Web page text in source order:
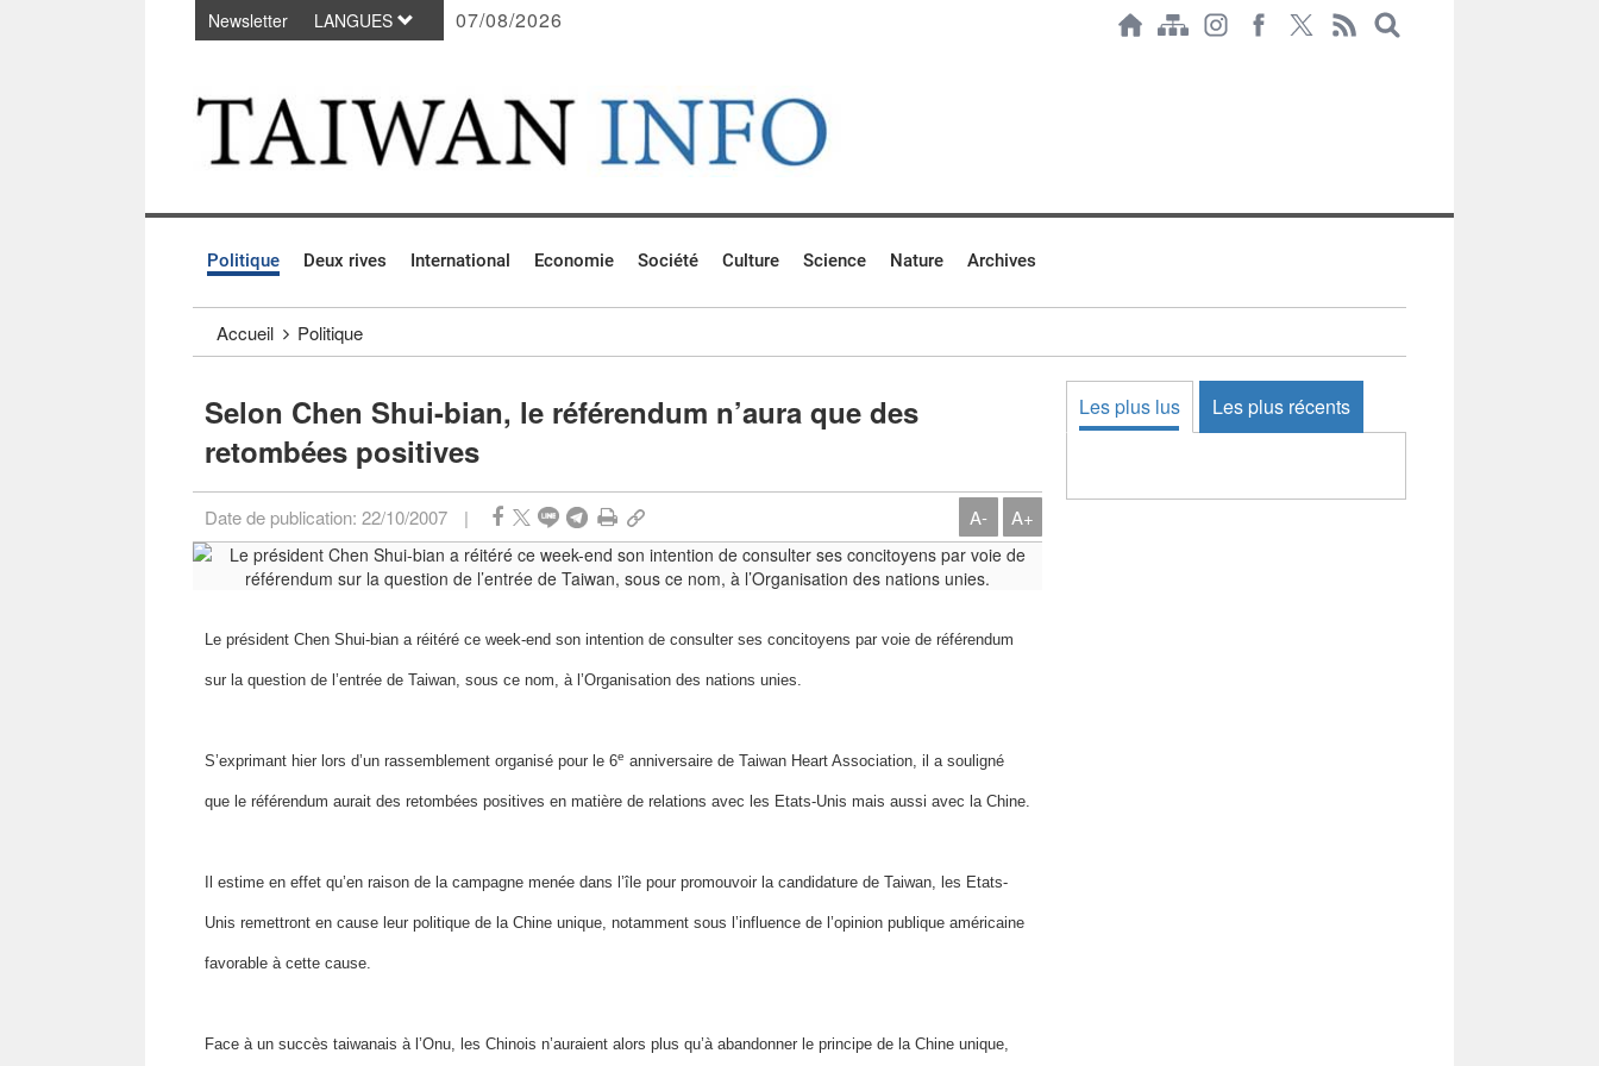
Passer au contenu principal
Newsletter LANGUES 07/08/2026
Politique Deux rives International Economie Société Culture Science Nature Archives
Accueil Politique
Selon Chen Shui-bian, le référendum n’aura que des
retombées positives
Date de publication: 22/10/2007 | A- A+
Le président Chen Shui-bian a réitéré ce week-end son intention de consulter ses concitoyens par voie de référendum
sur la question de l’entrée de Taiwan, sous ce nom, à l’Organisation des nations unies.
S’exprimant hier lors d’un rassemblement organisé pour le 6e anniversaire de Taiwan Heart Association, il a souligné
que le référendum aurait des retombées positives en matière de relations avec les Etats-Unis mais aussi avec la Chine.
Il estime en effet qu’en raison de la campagne menée dans l’île pour promouvoir la candidature de Taiwan, les Etats-
Unis remettront en cause leur politique de la Chine unique, notamment sous l’influence de l’opinion publique américaine
favorable à cette cause.
Face à un succès taiwanais à l’Onu, les Chinois n’auraient alors plus qu’à abandonner le principe de la Chine unique,
Les plus lus Les plus récents